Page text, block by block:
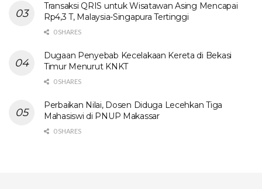
Transaksi QRIS untuk Wisatawan Asing Mencapai
Rp4,3 T, Malaysia-Singapura Tertinggi
0 SHARES
Dugaan Penyebab Kecelakaan Kereta di Bekasi
Timur Menurut KNKT
0 SHARES
Perbaikan Nilai, Dosen Diduga Lecehkan Tiga
Mahasiswi di PNUP Makassar
0 SHARES